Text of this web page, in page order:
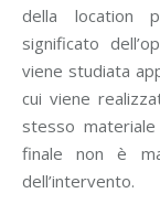
della location
significato
viene studiata
cui viene
stesso
finale non è
dell’intervento.